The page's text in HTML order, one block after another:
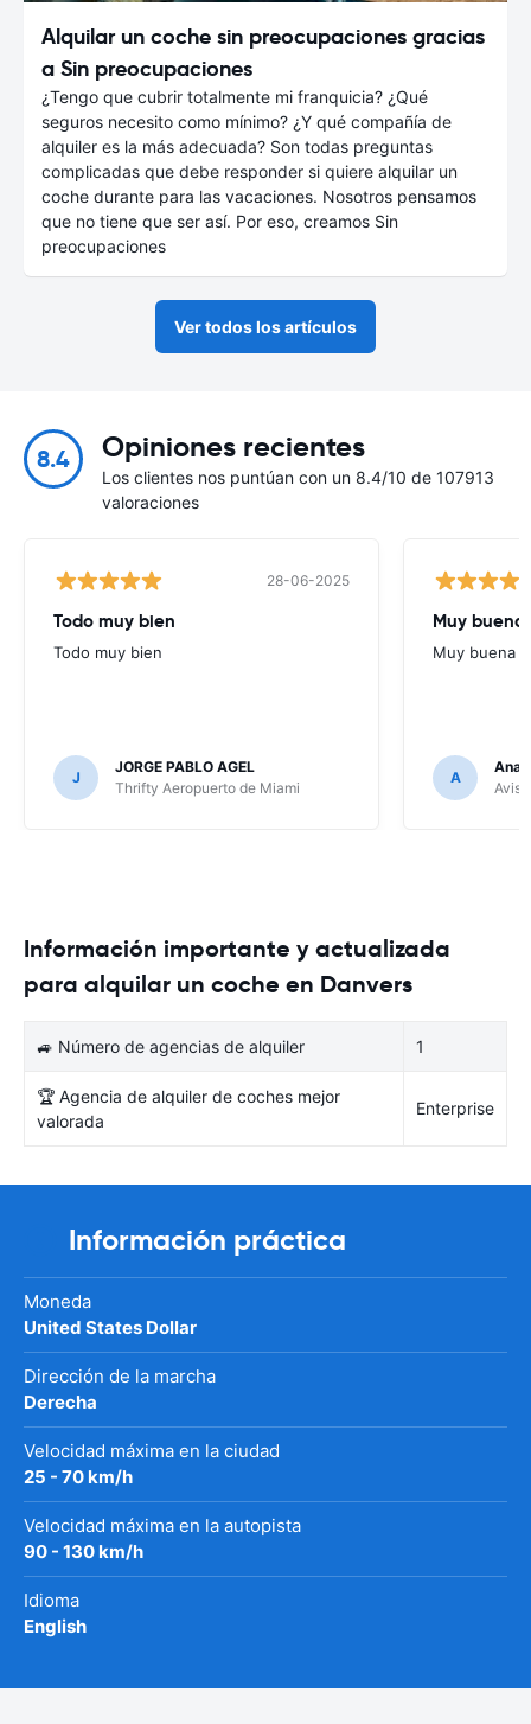
Alquilar un coche sin preocupaciones gracias
a Sin preocupaciones
¿Tengo que cubrir totalmente mi franquicia? ¿Qué
seguros necesito como mínimo? ¿Y qué compañía de
alquiler es la más adecuada? Son todas preguntas
complicadas que debe responder si quiere alquilar un
coche durante para las vacaciones. Nosotros pensamos
que no tiene que ser así. Por eso, creamos Sin
preocupaciones
Ver todos los artículos
8.4 Opiniones recientes
Los clientes nos puntúan con un 8.4/10 de 107913
valoraciones
28-06-2025
Todo muy bien
Todo muy bien
J
JORGE PABLO AGEL
Thrifty Aeropuerto de Miami
Muy buena
Muy buena
A
Ana
Avis
Información importante y actualizada
para alquilar un coche en Danvers
🚙 Número de agencias de alquiler 1
🏆 Agencia de alquiler de coches mejor
valorada
Enterprise
Información práctica
Moneda
United States Dollar
Dirección de la marcha
Derecha
Velocidad máxima en la ciudad
25 - 70 km/h
Velocidad máxima en la autopista
90 - 130 km/h
Idioma
English